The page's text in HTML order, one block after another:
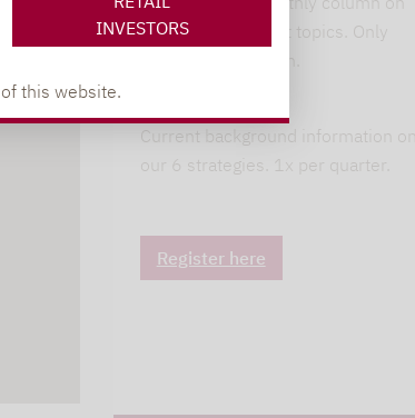
INVESTORS
this website.
current investment topics. Only
Current background information on
our 6 strategies. 1x per quarter.
Register here